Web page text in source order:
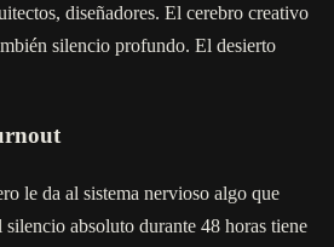
diseñadores. El cerebro creativo
silencio profundo. El desierto
le da al sistema nervioso algo que
silencio absoluto durante 48 horas tiene